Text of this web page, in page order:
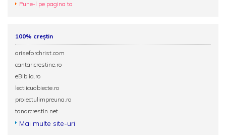
Pune-l pe pagina ta
100% creștin
ariseforchrist.com
cantaricrestine.ro
eBiblia.ro
lectiicuobiecte.ro
proiectulimpreuna.ro
tanarcrestin.net
Mai multe site-uri